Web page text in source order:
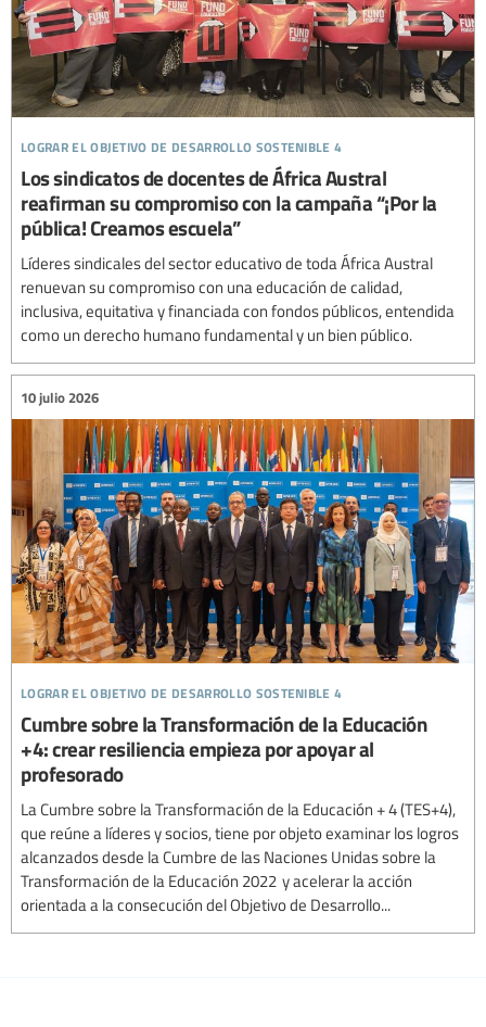
lograr el objetivo de desarrollo sostenible 4
Los sindicatos de docentes de África Austral
reafirman su compromiso con la campaña “¡Por la
pública! Creamos escuela”
Líderes sindicales del sector educativo de toda África Austral
renuevan su compromiso con una educación de calidad,
inclusiva, equitativa y financiada con fondos públicos, entendida
como un derecho humano fundamental y un bien público.
lograr el objetivo de desarrollo sostenible 4
10 julio 2026
Cumbre sobre la Transformación de la Educación
+4: crear resiliencia empieza por apoyar al
profesorado
La Cumbre sobre la Transformación de la Educación + 4 (TES+4),
que reúne a líderes y socios, tiene por objeto examinar los logros
alcanzados desde la Cumbre de las Naciones Unidas sobre la
Transformación de la Educación 2022 y acelerar la acción
orientada a la consecución del Objetivo de Desarrollo...